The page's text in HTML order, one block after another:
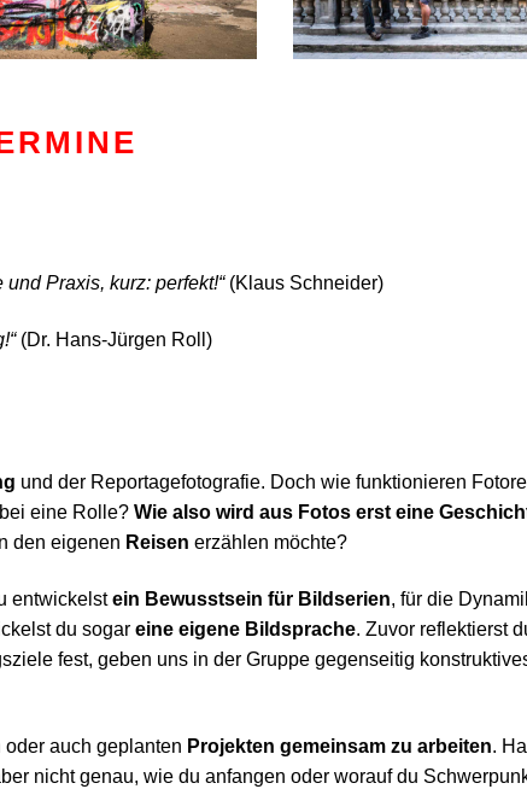
Praxis, kurz: perfekt!“(Klaus Schneider)
(Dr. Hans-Jürgen Roll)
und der Reportagefotografie. Doch wie funktionieren
eine Rolle? Wie also wird aus Fotos erst eine
den eigenen Reisen erzählen möchte?
entwickelstein Bewusstsein für Bildserien, für die
du sogar eine eigene Bildsprache. Zuvor reflektierst
fest, geben uns in der Gruppe gegenseitig
auch geplanten Projekten gemeinsam zu arbeiten.
nicht genau, wie du anfangen oder worauf du